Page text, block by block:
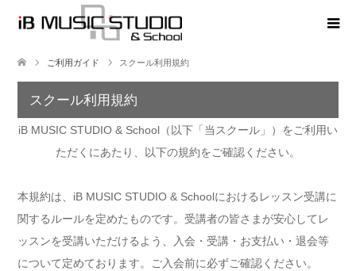
ご利用ガイド スクール利用規約
スクール利用規約
iB MUSIC STUDIO & School（以下「当スクール」）をご利用い
ただくにあたり、以下の規約をご確認ください。
本規約は、iB MUSIC STUDIO & Schoolにおけるレッスン受講に
関するルールを定めたものです。受講者の皆さまが安心してレ
ッスンを受講いただけるよう、入会・受講・お支払い・退会等
について定めております。ご入会前に必ずご確認ください。